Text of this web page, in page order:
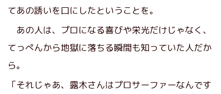
てあの誘いを口にしたということを。
あの人は、プロになる喜びや栄光だけじゃなく、
てっぺんから地獄に落ちる瞬間も知っていた人だか
ら。
「それじゃあ、露木さんはプロサーファーなんです